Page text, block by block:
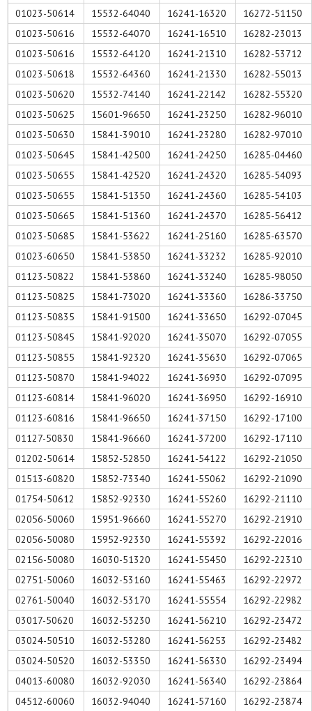
01023-50614
15532-64040 16241-16320
16272-51150
01023-50616
15532-64070 16241-16510
16282-23013
01023-50616
15532-64120 16241-21310
16282-53712
01023-50618
15532-64360 16241-21330
16282-55013
01023-50620
15532-74140 16241-22142
16282-55320
01023-50625
15601-96650 16241-23250
16282-96010
01023-50630
15841-39010 16241-23280
16282-97010
01023-50645
15841-42500 16241-24250
16285-04460
01023-50655
15841-42520 16241-24320
16285-54093
01023-50655
15841-51350 16241-24360
16285-54103
01023-50665
15841-51360 16241-24370
16285-56412
01023-50685
15841-53622 16241-25160
16285-63570
01023-60650
15841-53850 16241-33232
16285-92010
01123-50822
15841-53860 16241-33240
16285-98050
01123-50825
15841-73020 16241-33360
16286-33750
01123-50835
15841-91500 16241-33650
16292-07045
01123-50845
15841-92020 16241-35070
16292-07055
01123-50855
15841-92320 16241-35630
16292-07065
01123-50870
15841-94022 16241-36930
16292-07095
01123-60814
15841-96020 16241-36950
16292-16910
01123-60816
15841-96650 16241-37150
16292-17100
01127-50830
15841-96660 16241-37200
16292-17110
01202-50614
15852-52850 16241-54122
16292-21050
01513-60820
15852-73340 16241-55062
16292-21090
01754-50612
15852-92330 16241-55260
16292-21110
02056-50060
15951-96660 16241-55270
16292-21910
02056-50080
15952-92330 16241-55392
16292-22016
02156-50080
16030-51320 16241-55450
16292-22310
02751-50060
16032-53160 16241-55463
16292-22972
02761-50040
16032-53170 16241-55554
16292-22982
03017-50620
16032-53230 16241-56210
16292-23472
03024-50510
16032-53280 16241-56253
16292-23482
03024-50520
16032-53350 16241-56330
16292-23494
04013-60080
16032-92030 16241-56340
16292-23864
04512-60060
16032-94040 16241-57160
16292-23874